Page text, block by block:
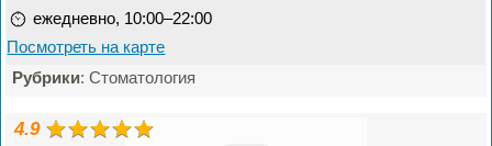
ежедневно, 10:00–22:00
Посмотреть на карте
Рубрики: Стоматология
4.9